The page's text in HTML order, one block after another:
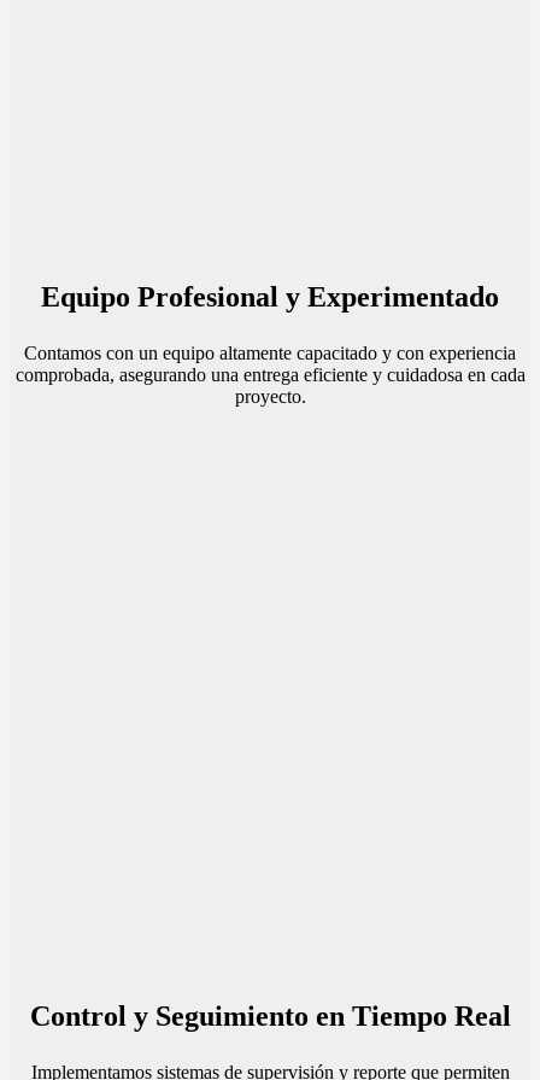
Equipo Profesional y Experimentado
Contamos con un equipo altamente capacitado y con experiencia
comprobada, asegurando una entrega eficiente y cuidadosa en cada
proyecto.
Control y Seguimiento en Tiempo Real
Implementamos sistemas de supervisión y reporte que permiten